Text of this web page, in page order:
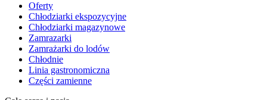
Oferty
Chłodziarki ekspozycyjne
Chłodziarki magazynowe
Zamrazarki
Zamrażarki do lodów
Chłodnie
Linia gastronomiczna
Części zamienne